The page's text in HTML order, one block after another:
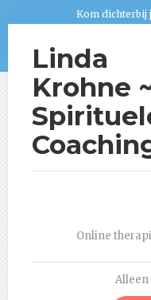
Kom dichterbij
Linda
Krohne
Online